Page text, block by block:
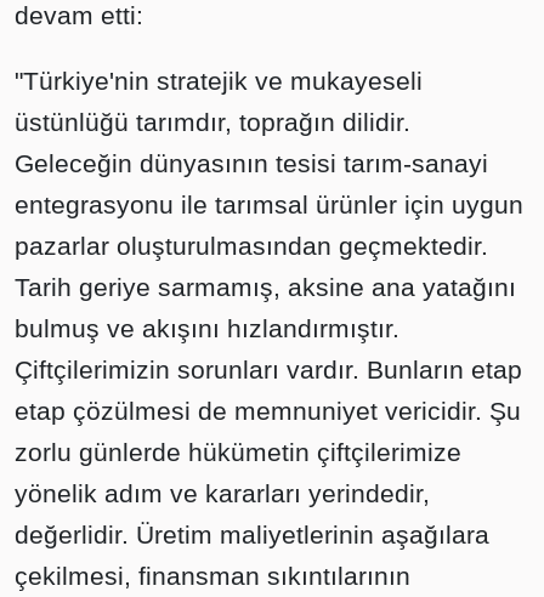
devam etti:
"Türkiye'nin stratejik ve mukayeseli
üstünlüğü tarımdır, toprağın dilidir.
Geleceğin dünyasının tesisi tarım-sanayi
entegrasyonu ile tarımsal ürünler için uygun
pazarlar oluşturulmasından geçmektedir.
Tarih geriye sarmamış, aksine ana yatağını
bulmuş ve akışını hızlandırmıştır.
Çiftçilerimizin sorunları vardır. Bunların etap
etap çözülmesi de memnuniyet vericidir. Şu
zorlu günlerde hükümetin çiftçilerimize
yönelik adım ve kararları yerindedir,
değerlidir. Üretim maliyetlerinin aşağılara
çekilmesi, finansman sıkıntılarının